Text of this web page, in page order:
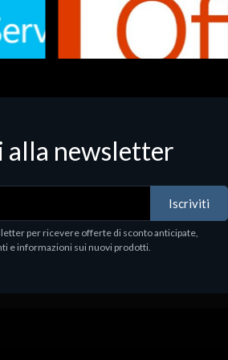
Software - Office Productivity
alla newsletter
Iscriviti
per ricevere offerte di sconto anticipate,
e informazioni sui nuovi prodotti.